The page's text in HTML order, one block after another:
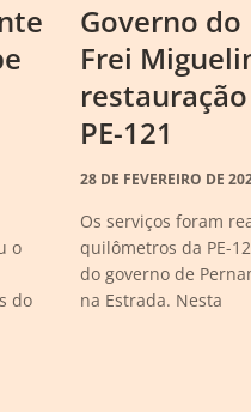
o
do
Governo
Frei
PE-121
28 DE FEVEREIRO DE
Os serviços foram
quilômetros da PE-
do governo de
na Estrada. Nesta